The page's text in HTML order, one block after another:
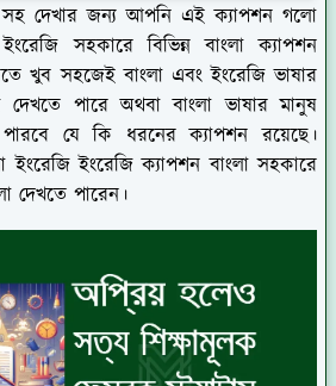
সহ দেখার জন্য আপনি এই ক্যাপশন গলো
সহকারে বিভিন্ন বাংলা ক্যাপশন
খুব সহজেই বাংলা এবং ইংরেজি ভাষার
পারে অথবা বাংলা ভাষার মানুষ
যে কি ধরনের ক্যাপশন রয়েছে।
ইংরেজি ইংরেজি ক্যাপশন বাংলা সহকারে
দেখতে পারেন।